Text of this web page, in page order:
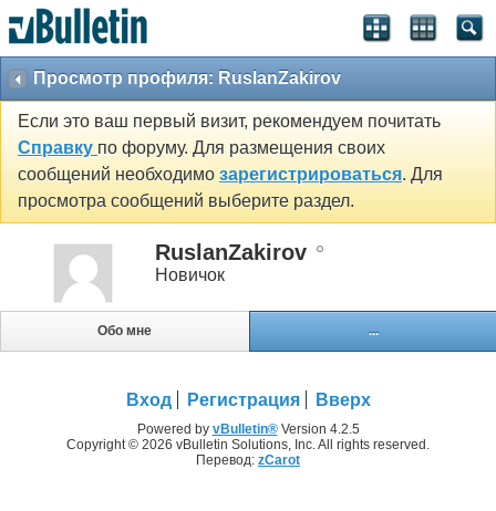
Просмотр профиля: RuslanZakirov
Если это ваш первый визит, рекомендуем почитать
Справку по форуму. Для размещения своих
сообщений необходимо зарегистрироваться. Для
просмотра сообщений выберите раздел.
RuslanZakirov
Новичок
Обо мне ...
Вход Регистрация Вверх
Powered by vBulletin®Version 4.2.5
Copyright © 2026 vBulletin Solutions, Inc. All rights reserved.
Перевод: zCarot